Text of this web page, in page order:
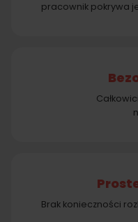
pracownik pokrywa
Brak konieczności